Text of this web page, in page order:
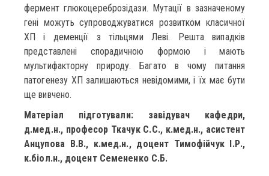
фермент глюкоцереброзідази. Мутації в зазначеному
гені можуть супроводжуватися розвитком класичної
ХП і деменції з тільцями Леві. Решта випадків
представлені спорадичною формою і мають
мультифакторну природу. Багато в чому питання
патогенезу ХП залишаються невідомими, і їх має бути
ще вивчено.
Матеріал підготували: завідувач кафедри,
д.мед.н., професор Ткачук С.С., к.мед.н., асистент
Анцупова В.В., к.мед.н., доцент Тимофійчук І.Р.,
к.біол.н., доцент Семененко С.Б.